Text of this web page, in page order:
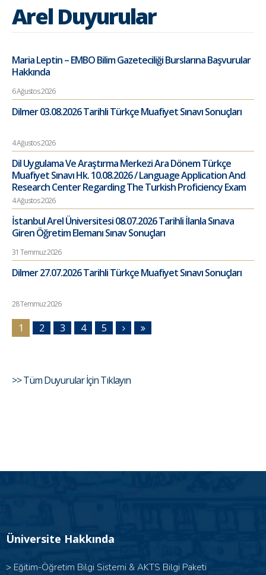
Arel Duyurular
Maria Leptin – EMBO Bilim Gazeteciliği Burslarına Başvurular
Hakkında
6 Ağustos 2026
Dilmer 03.08.2026 Tarihli Türkçe Muafiyet Sınavı Sonuçları
4 Ağustos 2026
Dil Uygulama Ve Araştırma Merkezi Ara Dönem Türkçe
Muafiyet Sınavı Hk. 10.08.2026 / Language Application And
Research Center Regarding The Turkish Proficiency Exam
4 Ağustos 2026
İstanbul Arel Üniversitesi 08.07.2026 Tarihli İlanla Sınava
Giren Öğretim Elemanı Sınav Sonuçları
31 Temmuz 2026
Dilmer 27.07.2026 Tarihli Türkçe Muafiyet Sınavı Sonuçları
28 Temmuz 2026
1 2 3 4 5
>> Tüm Duyurular İçin Tıklayın
Üniversite Hakkında
> Eğitim-Öğretim Bilgi Sistemi & AKTS Bilgi Paketi